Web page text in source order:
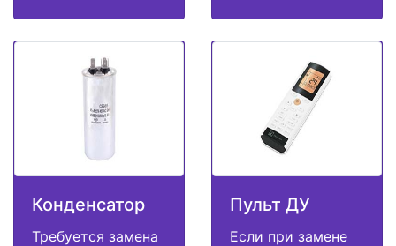
Конденсатор
Требуется замена
Пульт ДУ
Если при замене